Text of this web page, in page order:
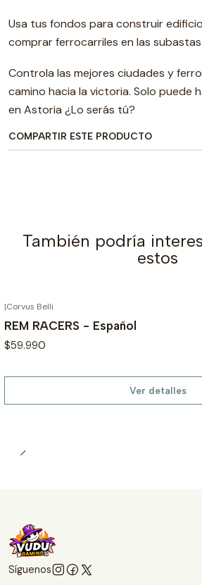
Usa tus fondos para construir
comprar ferrocarriles en las subastas
Controla las mejores ciudades y
camino hacia la victoria. Solo puede
en Astoria ¿Lo serás tú?
COMPARTIR ESTE PRODUCTO
También podría
estos
|Corvus Belli
REM RACERS - Español
$59.990
Ver detalles
Síguenos